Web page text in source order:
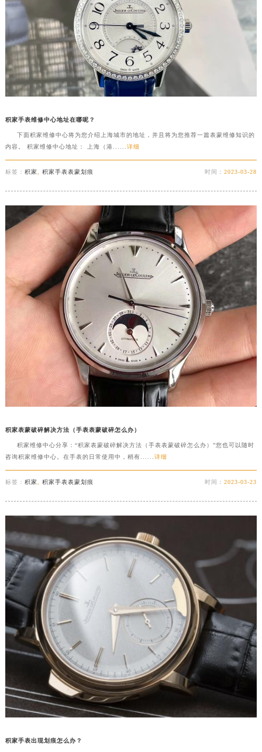
积家手表维修中心地址在哪呢？
下面积家维修中心将为您介绍上海城市的地址，并且将为您推荐一篇表蒙维修知识的
内容。 积家维修中心地址： 上海（港...... 详细
标签： 积家 积家手表表蒙划痕 时间：2023-03-28
积家表蒙破碎解决方法（手表表蒙破碎怎么办）
积家维修中心分享：“积家表蒙破碎解决方法（手表表蒙破碎怎么办）”您也可以随时
咨询积家维修中心。在手表的日常使用中，稍有...... 详细
标签： 积家 积家手表表蒙划痕 时间：2023-03-23
积家手表出现划痕怎么办？